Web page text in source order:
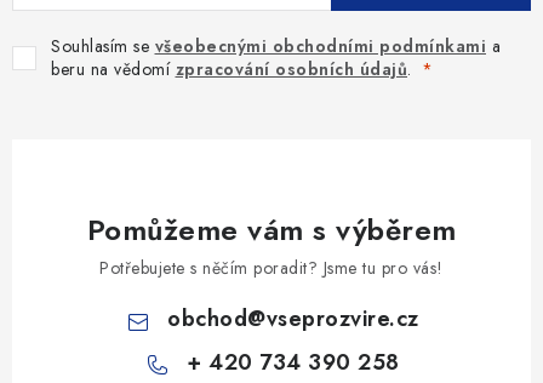
Souhlasím se všeobecnými obchodními podmínkami a
beru na vědomí zpracování osobních údajů.
Pomůžeme vám s výběrem
Potřebujete s něčím poradit? Jsme tu pro vás!
obchod@vseprozvire.cz
+ 420 734 390 258